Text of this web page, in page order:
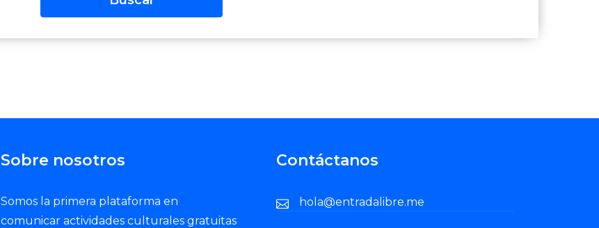
Sobre nosotros
Somos la primera plataforma en
comunicar actividades culturales gratuitas
Contáctanos
hola@entradalibre.me